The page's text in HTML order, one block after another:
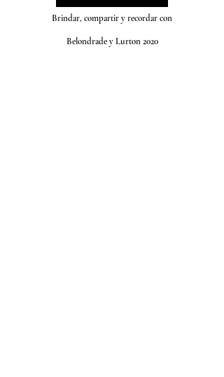
Brindar, compartir y recordar con
Belondrade y Lurton 2020